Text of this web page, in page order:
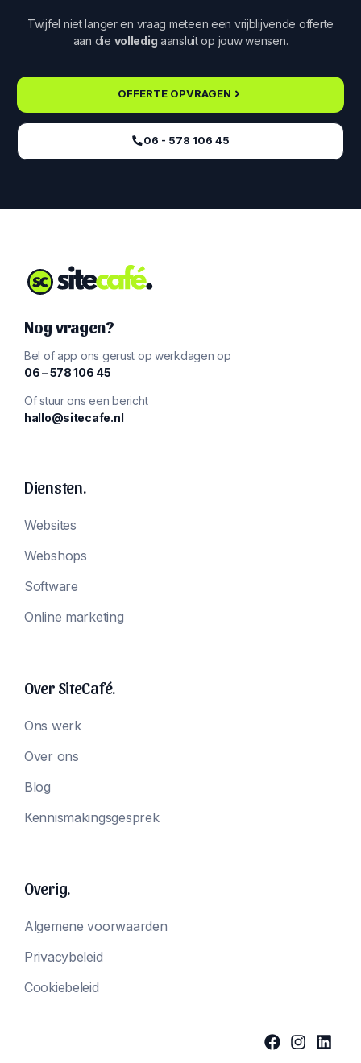
Twijfel niet langer en vraag meteen een vrijblijvende offerte
aan die volledig aansluit op jouw wensen.
OFFERTE OPVRAGEN
06 - 578 106 45‬
Nog vragen?
Bel of app ons gerust op werkdagen op
‪06 – 578 106 45‬
Of stuur ons een bericht
hallo@sitecafe.nl
Diensten.
Websites
Webshops
Software
Online marketing
Over SiteCafé.
Ons werk
Over ons
Blog
Kennismakingsgesprek
Overig.
Algemene voorwaarden
Privacybeleid
Cookiebeleid